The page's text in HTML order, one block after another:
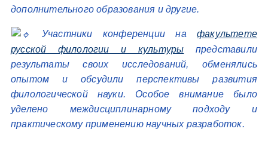
дополнительного образования и другие.
Участники конференции на факультете
русской филологии и культуры представили
результаты своих исследований, обменялись
опытом и обсудили перспективы развития
филологической науки. Особое внимание было
уделено междисциплинарному подходу и
практическому применению научных разработок.